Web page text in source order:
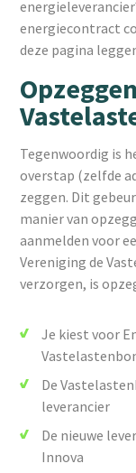
energiecontract
deze pagina
Tegenwoordig is
overstap (zelfde
zeggen. Dit
manier van
aanmelden voor
Vereniging de
verzorgen, is
Je kiest voor
De
leverancier
De nieuwe
Innova